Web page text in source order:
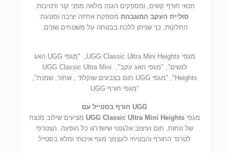
תנאי חורף קשים, ומספקים הגנה מלאה מפני קור ורטיבות.
סוליית העקב המוגבהת מספקת אחיזה יציבה ומונעת
החלקות, כך שניתן ללכת בבטחה על משטחים שונים.
מגפי UGG Classic Ultra Mini Heights, "מגפי UGG האג
לנשים", "מגפי האג עקב", UGG Classic Ultra Mini
Heights", "מגפי UGG חום בצבעים שוקלוד , שחור, שמנת",
"מגפי חורף UGG
מגפי UGG Classic Ultra Mini Heights מציעים שילוב מנצח
של נוחות, חום ועיצוב אלגנטי שישדרגו כל הופעה. הצטרפי
לטרנד החורף והבטיחי לעצמך מגף איכותי ומלא בסטייל